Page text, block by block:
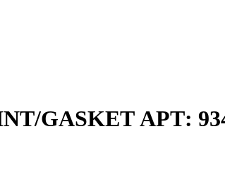
GASKET АРТ: